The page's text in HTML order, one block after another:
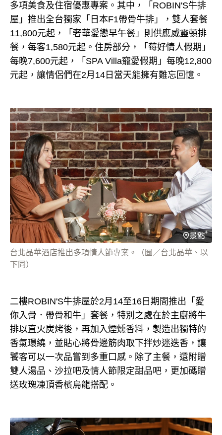
多項美食及住宿優惠專案。其中，「ROBIN'S牛排
屋」推出全台獨家「日本F1帶骨牛排」，雙人套餐
11,800元起，「奢華愛戀早午餐」則供應威靈頓排
餐，每客1,580元起。住房部分，「莓好情人假期」
每晚7,600元起，「SPA Villa寵愛假期」每晚12,800
元起，讓情侶們在2月14日當天能擁有難忘回憶。
台北晶華酒店推出多項情人節專案。（圖／台北晶華、以
下同）
二樓ROBIN'S牛排屋於2月14至16日期間推出「愛
你入骨．帶骨和牛」套餐，特別之處在於主廚將牛
排以直火炭烤後，再加入煙燻香料，製造出獨特的
香氣環繞，並貼心將骨邊筋肉取下拌炒迷迭香，讓
饕客可以一次品嘗到多重口感。除了主餐，還附贈
雙人湯品、沙拉吧及情人節限定甜品吧，更加碼贈
送玫瑰凍頂香檳烏龍搭配。